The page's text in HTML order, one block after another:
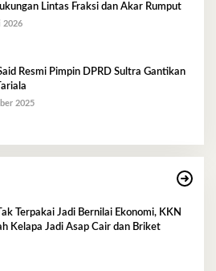
Lintas Fraksi dan Akar Rumput
2026
Resmi Pimpin DPRD Sultra Gantikan
2025
Terpakai Jadi Bernilai Ekonomi, KKN
Kelapa Jadi Asap Cair dan Briket